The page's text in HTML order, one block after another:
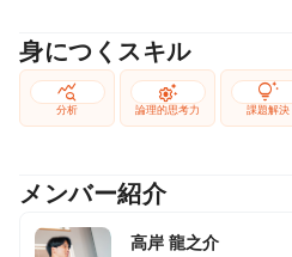
身につくスキル
query_stats
分析
settings_suggest
論理的思考力
tips_and_updates
課題解決
メンバー紹介
高岸 龍之介